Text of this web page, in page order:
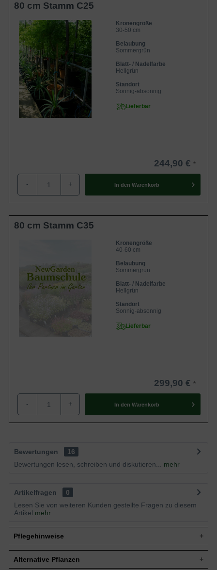
80 cm Stamm C25
Kronengröße
30-50 cm
Belaubung
Sommergrün
Blatt- / Nadelfarbe
Hellgrün
Standort
Sonnig-absonnig
Lieferbar
244,90 €
- + In den Warenkorb
80 cm Stamm C35
Kronengröße
40-60 cm
Belaubung
Sommergrün
Blatt- / Nadelfarbe
Hellgrün
Standort
Sonnig-absonnig
Lieferbar
299,90 €
- + In den Warenkorb
Bewertungen
16
Bewertungen lesen, schreiben und diskutieren...
mehr
Artikelfragen
0
Lesen Sie von weiteren Kunden gestellte Fragen zu diesem
Artikel mehr
Pflegehinweise
Alternative Pflanzen